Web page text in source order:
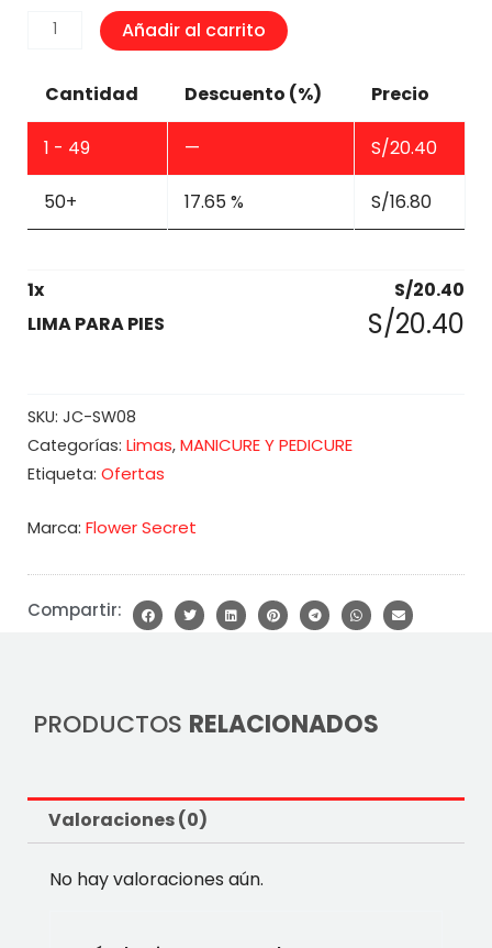
LIMA
Añadir al carrito
Cantidad Descuento (%) Precio
1 - 49 — S/20.40
50+ 17.65 % S/16.80
1x S/20.40
LIMA PARA PIES
S/20.40
SKU: JC-SW08
Categorías: Limas, MANICURE Y PEDICURE
Etiqueta: Ofertas
Marca: Flower Secret
Compartir:
PRODUCTOS RELACIONADOS
Valoraciones (0)
No hay valoraciones aún.